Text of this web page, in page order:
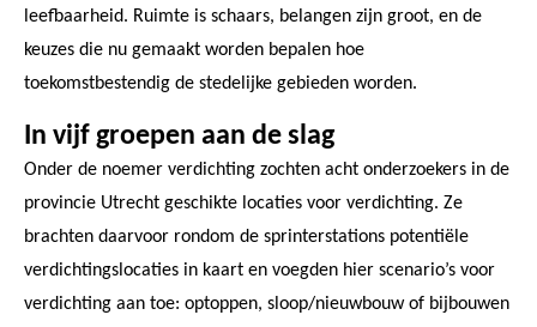
leefbaarheid. Ruimte is schaars, belangen zijn groot, en de
keuzes die nu gemaakt worden bepalen hoe
toekomstbestendig de stedelijke gebieden worden.
In vijf groepen aan de slag
Onder de noemer verdichting zochten acht onderzoekers in de
provincie Utrecht geschikte locaties voor verdichting. Ze
brachten daarvoor rondom de sprinterstations potentiële
verdichtingslocaties in kaart en voegden hier scenario’s voor
verdichting aan toe: optoppen, sloop/nieuwbouw of bijbouwen